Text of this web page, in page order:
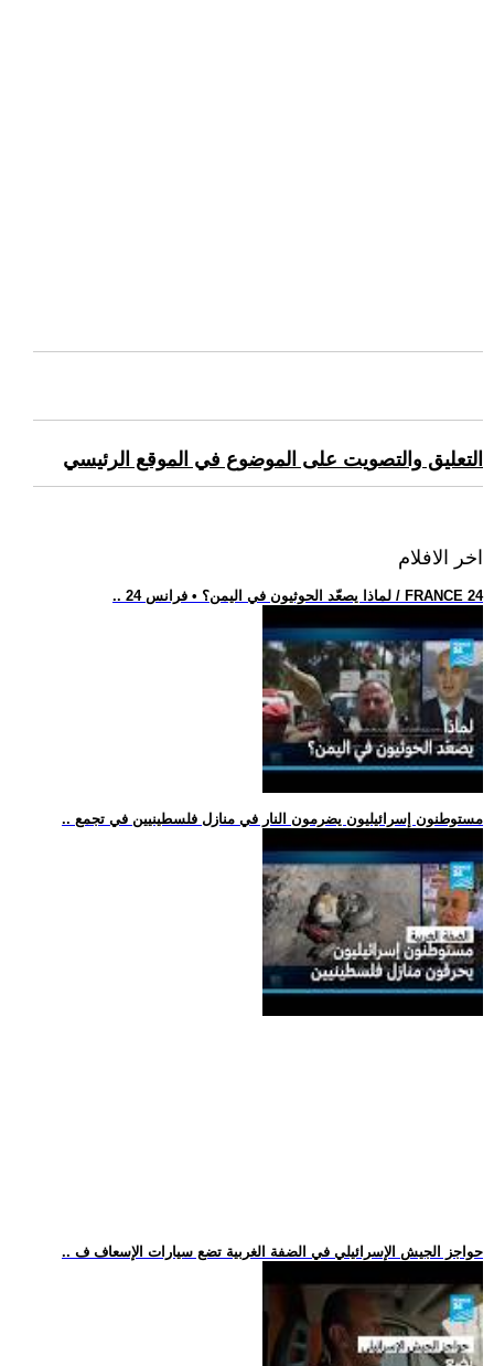
التعليق والتصويت على الموضوع في الموقع الرئيسي
اخر الافلام
.. لماذا يصعّد الحوثيون في اليمن؟ • فرانس 24 / FRANCE 24
.. مستوطنون إسرائيليون يضرمون النار في منازل فلسطينيين في تجمع
.. حواجز الجيش الإسرائيلي في الضفة الغربية تضع سيارات الإسعاف ف